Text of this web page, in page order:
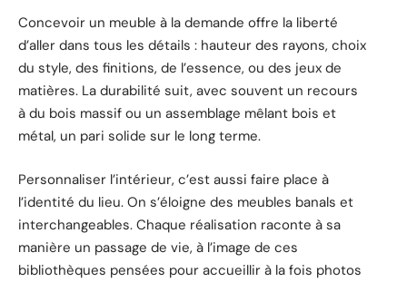
Concevoir un meuble à la demande offre la liberté
d’aller dans tous les détails : hauteur des rayons, choix
du style, des finitions, de l’essence, ou des jeux de
matières. La durabilité suit, avec souvent un recours
à du bois massif ou un assemblage mêlant bois et
métal, un pari solide sur le long terme.
Personnaliser l’intérieur, c’est aussi faire place à
l’identité du lieu. On s’éloigne des meubles banals et
interchangeables. Chaque réalisation raconte à sa
manière un passage de vie, à l’image de ces
bibliothèques pensées pour accueillir à la fois photos